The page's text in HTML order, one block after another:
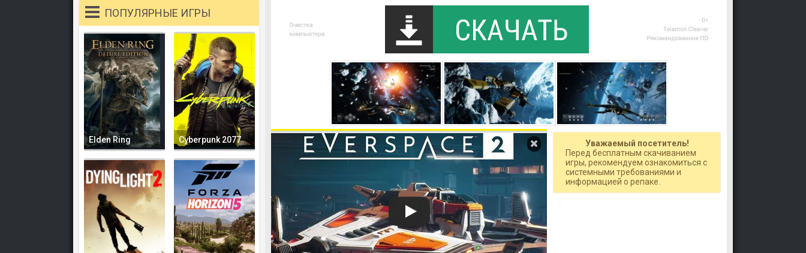
Уважаемый посетитель!
Перед бесплатным скачиванием
игры, рекомендуем ознакомиться с
системными требованиями и
информацией о репаке.
ПОПУЛЯРНЫЕ ИГРЫ
Elden Ring Cyberpunk 2077